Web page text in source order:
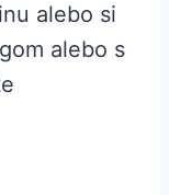
alebo si
alebo s